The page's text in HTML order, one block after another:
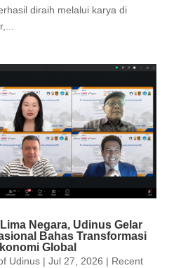
diraih melalui karya di
Negara, Udinus Gelar
Bahas Transformasi
Global
Udinus| Jul 27, 2026 | Recent